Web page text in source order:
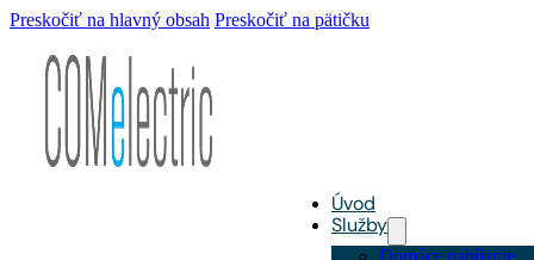
Preskočiť na hlavný obsah Preskočiť na pätičku
Úvod
Služby
Domáce nabíjanie